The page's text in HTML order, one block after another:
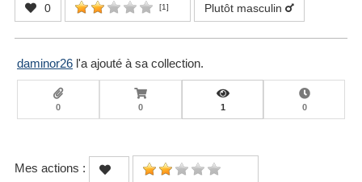
0 [1] Plutôt masculin
daminor26 l'a ajouté à sa collection.
0 0 1 0
Mes actions :